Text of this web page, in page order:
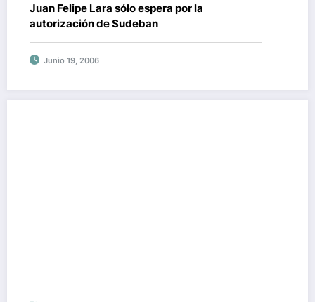
Juan Felipe Lara sólo espera por la
autorización de Sudeban
Junio 19, 2006